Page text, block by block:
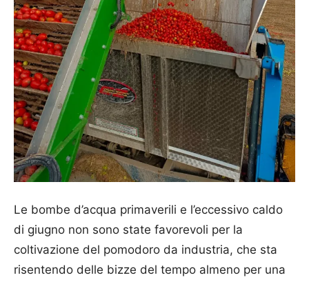
Le bombe d’acqua primaverili e l’eccessivo caldo
di giugno non sono state favorevoli per la
coltivazione del pomodoro da industria, che sta
risentendo delle bizze del tempo almeno per una